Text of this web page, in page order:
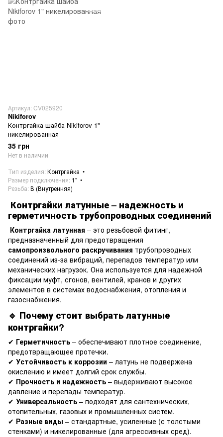
Артикул: CV025920
Nikiforov
Контргайка шайба Nikiforov 1"
никелированная
35 грн
Нет в наличии
Тип изделия Контргайка
Размер подключения 1"
Резьба В (Внутренняя)
Контргайки латунные – надежность и
герметичность трубопроводных соединений
Контргайка латунная – это резьбовой фитинг,
предназначенный для предотвращения
самопроизвольного раскручивания трубопроводных
соединений из-за вибраций, перепадов температур или
механических нагрузок. Она используется для надежной
фиксации муфт, сгонов, вентилей, кранов и других
элементов в системах водоснабжения, отопления и
газоснабжения.
🔹 Почему стоит выбрать латунные
контргайки?
✔ Герметичность – обеспечивают плотное соединение,
предотвращающее протечки.
✔ Устойчивость к коррозии – латунь не подвержена
окислению и имеет долгий срок службы.
✔ Прочность и надежность – выдерживают высокое
давление и перепады температур.
✔ Универсальность – подходят для сантехнических,
отопительных, газовых и промышленных систем.
✔ Разные виды – стандартные, усиленные (с толстыми
стенками) и никелированные (для агрессивных сред).